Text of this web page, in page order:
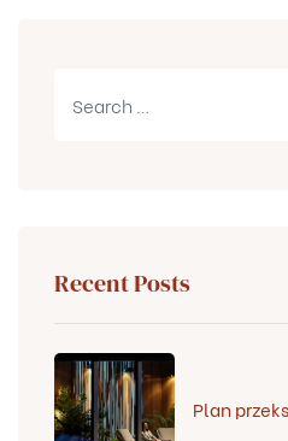
Recent Posts
Plan